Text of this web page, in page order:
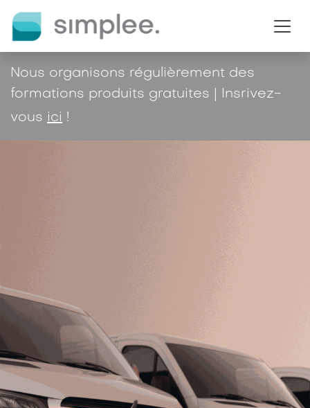
Nous organisons régulièrement des
formations produits gratuites | Insrivez-
vous ici !